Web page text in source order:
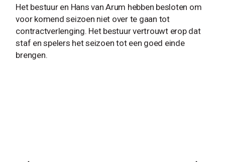
Het bestuur en Hans van Arum hebben besloten om
voor komend seizoen niet over te gaan tot
contractverlenging. Het bestuur vertrouwt erop dat
staf en spelers het seizoen tot een goed einde
brengen.